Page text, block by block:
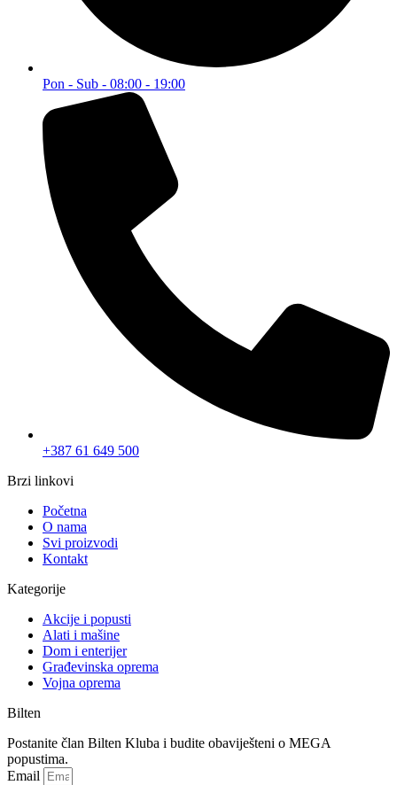
Pon - Sub - 08:00 - 19:00
+387 61 649 500
Brzi linkovi
Početna
O nama
Svi proizvodi
Kontakt
Kategorije
Akcije i popusti
Alati i mašine
Dom i enterijer
Građevinska oprema
Vojna oprema
Bilten
Postanite član Bilten Kluba i budite obaviješteni o MEGA
popustima.
Email